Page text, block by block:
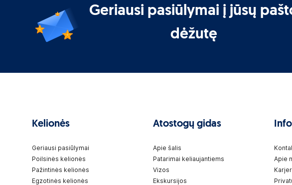
Geriausi pasiūlymai į jūsų
dėžutę
Kelionės
Geriausi pasiūlymai
Poilsinės kelionės
Pažintinės kelionės
Egzotinės kelionės
Atostogų gidas
Apie šalis
Patarimai keliaujantiems
Vizos
Ekskursijos
Apie